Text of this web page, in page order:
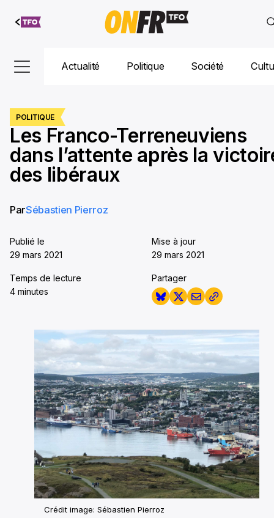
Aller au
contenu
Actualité Politique Société
POLITIQUE
Les Franco-Terreneuviens
dans l’attente après la
des libéraux
ParSébastien Pierroz
Publié le
29 mars 2021
Mise à jour
29 mars 2021
Temps de lecture
4 minutes
Partager
Crédit image: Sébastien Pierroz